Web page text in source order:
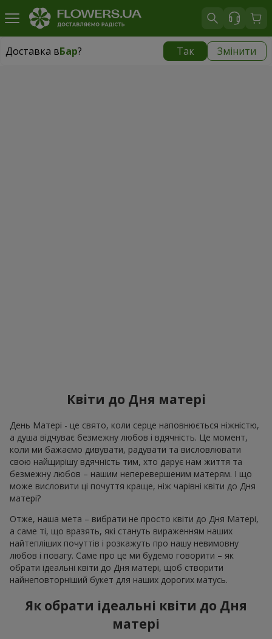
Доставка вБар? Так Змінити
Доставка вБар
Квіти до Дня матері
День Матері - це свято, коли серце наповнюється ніжністю,
а душа відчуває безмежну любов і вдячність. Це момент,
коли ми бажаємо дивувати, радувати та висловлювати
свою найщирішу вдячність тим, хто дарує нам життя та
безмежну любов – нашим неперевершеним матерям. І що
може висловити ці почуття краще, ніж чарівні квіти до Дня
матері?
Отже, наша мета – вибрати не просто квіти до Дня Матері,
а саме ті, що вразять, які стануть вираженням наших
найтепліших почуттів і розкажуть про нашу невимовну
любов і повагу. Саме про це ми будемо говорити – як
обрати ідеальні квіти до Дня матері, щоб створити
найнеповторніший букет для наших дорогих матусь.
Як обрати ідеальні квіти до Дня
матері